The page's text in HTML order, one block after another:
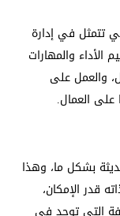
تتمثل في إدارة
الأداء والمهارات
والعمل على
على العمال.
بشكل ما، وهذا
قدر الإمكان،